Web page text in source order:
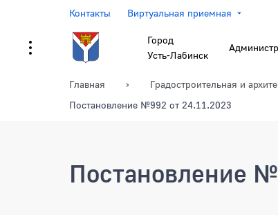
Контакты Виртуальная приемная
Город
Усть-Лабинск
Главная Градостроительная и
Постановление №992 от 24.11.2023
Постановление